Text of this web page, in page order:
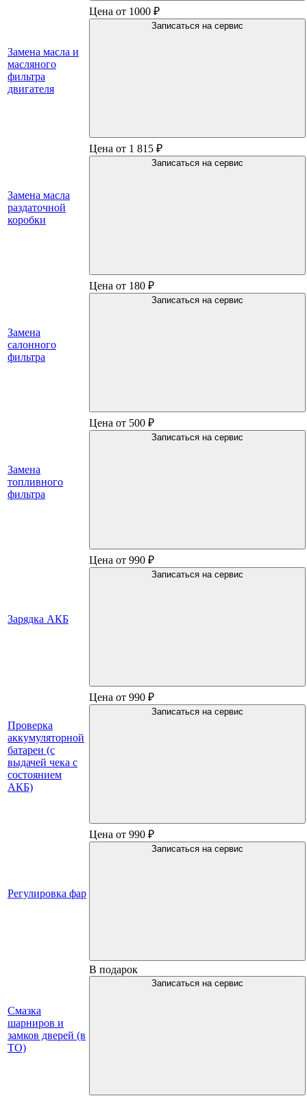
Замена масла и
масляного
фильтра
двигателя
Цена от 1000 ₽
Записаться на сервис
Замена масла
раздаточной
коробки
Цена от 1 815 ₽
Записаться на сервис
Замена
салонного
фильтра
Цена от 180 ₽
Записаться на сервис
Замена
топливного
фильтра
Цена от 500 ₽
Записаться на сервис
Зарядка АКБ
Цена от 990 ₽
Записаться на сервис
Проверка
аккумуляторной
батареи (с
выдачей чека с
состоянием
АКБ)
Цена от 990 ₽
Записаться на сервис
Регулировка фар
Цена от 990 ₽
Записаться на сервис
Смазка
шарниров и
замков дверей (в
ТО)
В подарок
Записаться на сервис